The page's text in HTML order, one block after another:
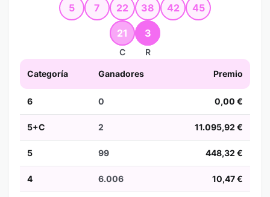
5 7 22 38 42 45
21
C
3
R
Categoría Ganadores Premio
6 0 0,00 €
5+C 2 11.095,92 €
5 99 448,32 €
4 6.006 10,47 €